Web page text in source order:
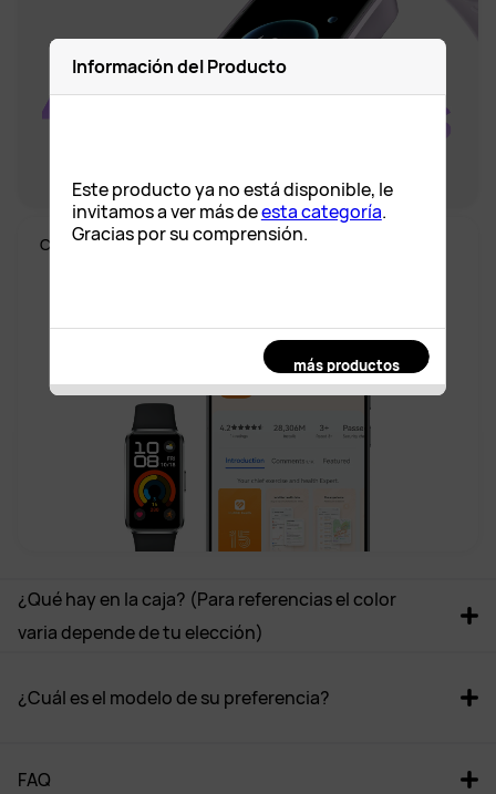
¿Qué hay en la caja? (Para referencias el color
varia depende de tu elección)
¿Cuál es el modelo de su preferencia?
FAQ
Información del Producto
Este producto ya no está disponible, le
invitamos a ver más deesta categoría.
Gracias por su comprensión.
más productos